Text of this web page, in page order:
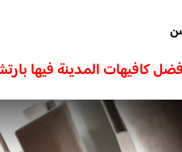
كافيهات المدينة فيها